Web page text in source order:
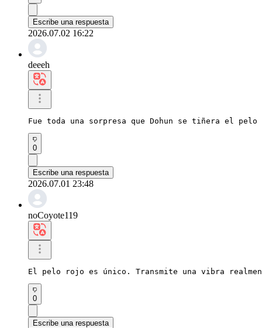
Escribe una respuesta
2026.07.02 16:22
deeeh
Fue toda una sorpresa que Dohun se tiñera el
0
Escribe una respuesta
2026.07.01 23:48
noCoyote119
El pelo rojo es único. Transmite una vibra
0
Escribe una respuesta